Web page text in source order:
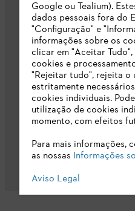
Google ou Tealium).
dados pessoais fora do
"Configuração" e
informações sobre os
clicar em "Aceitar
cookies e
"Rejeitar tudo", rejeita o
estritamente
cookies individuais.
utilização de cookies
momento, com efeitos
Para mais informações,
as nossas Informações
Aviso Legal